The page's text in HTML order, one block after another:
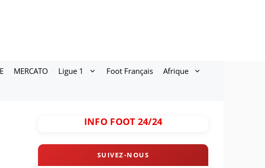
MERCATO Ligue 1 Foot Français Afrique
INFO FOOT 24/24